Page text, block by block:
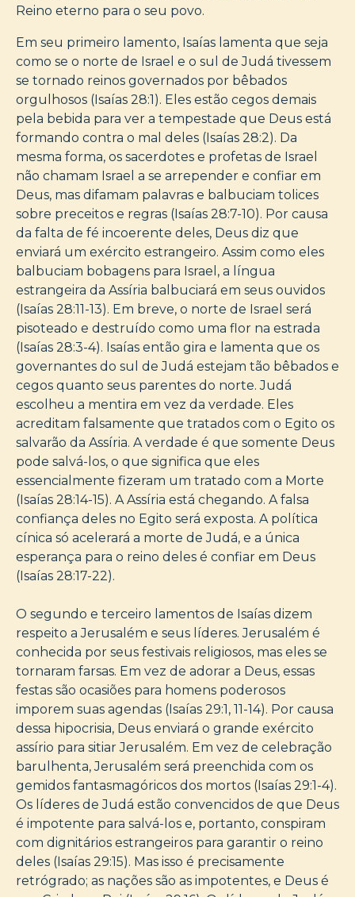
Reino eterno para o seu povo.
Em seu primeiro lamento, Isaías lamenta que seja
como se o norte de Israel e o sul de Judá tivessem
se tornado reinos governados por bêbados
orgulhosos (Isaías 28:1). Eles estão cegos demais
pela bebida para ver a tempestade que Deus está
formando contra o mal deles (Isaías 28:2). Da
mesma forma, os sacerdotes e profetas de Israel
não chamam Israel a se arrepender e confiar em
Deus, mas difamam palavras e balbuciam tolices
sobre preceitos e regras (Isaías 28:7-10). Por causa
da falta de fé incoerente deles, Deus diz que
enviará um exército estrangeiro. Assim como eles
balbuciam bobagens para Israel, a língua
estrangeira da Assíria balbuciará em seus ouvidos
(Isaías 28:11-13). Em breve, o norte de Israel será
pisoteado e destruído como uma flor na estrada
(Isaías 28:3-4). Isaías então gira e lamenta que os
governantes do sul de Judá estejam tão bêbados e
cegos quanto seus parentes do norte. Judá
escolheu a mentira em vez da verdade. Eles
acreditam falsamente que tratados com o Egito os
salvarão da Assíria. A verdade é que somente Deus
pode salvá-los, o que significa que eles
essencialmente fizeram um tratado com a Morte
(Isaías 28:14-15). A Assíria está chegando. A falsa
confiança deles no Egito será exposta. A política
cínica só acelerará a morte de Judá, e a única
esperança para o reino deles é confiar em Deus
(Isaías 28:17-22).
O segundo e terceiro lamentos de Isaías dizem
respeito a Jerusalém e seus líderes. Jerusalém é
conhecida por seus festivais religiosos, mas eles se
tornaram farsas. Em vez de adorar a Deus, essas
festas são ocasiões para homens poderosos
imporem suas agendas (Isaías 29:1, 11-14). Por causa
dessa hipocrisia, Deus enviará o grande exército
assírio para sitiar Jerusalém. Em vez de celebração
barulhenta, Jerusalém será preenchida com os
gemidos fantasmagóricos dos mortos (Isaías 29:1-4).
Os líderes de Judá estão convencidos de que Deus
é impotente para salvá-los e, portanto, conspiram
com dignitários estrangeiros para garantir o reino
deles (Isaías 29:15). Mas isso é precisamente
retrógrado; as nações são as impotentes, e Deus é